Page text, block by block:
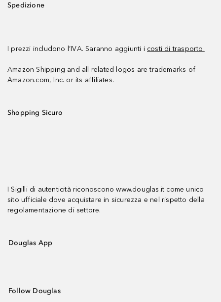
Spedizione
I prezzi includono l’IVA. Saranno aggiunti i costi di trasporto.
Amazon Shipping and all related logos are trademarks of
Amazon.com, Inc. or its affiliates.
Shopping Sicuro
I Sigilli di autenticità riconoscono www.douglas.it come unico
sito ufficiale dove acquistare in sicurezza e nel rispetto della
regolamentazione di settore.
Douglas App
Follow Douglas